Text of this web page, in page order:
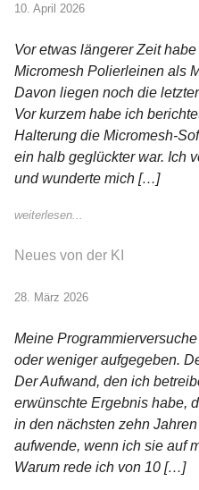
10. April 2026
Vor etwas längerer Zeit
Micromesh Polierleinen als
Davon liegen noch die
Vor kurzem habe ich
Halterung die Micromesh-
ein halb geglückter war. Ich
und wunderte mich […]
weiterlesen...
Neues von der KI
28. März 2026
Meine
oder weniger aufgegeben.
Der Aufwand, den ich
erwünschte Ergebnis habe,
in den nächsten zehn
aufwende, wenn ich sie auf
Warum rede ich von 10 […]